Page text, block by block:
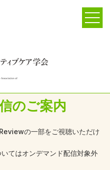
のご案内
の一部をご視聴いただけ
てはオンデマンド配信対象外